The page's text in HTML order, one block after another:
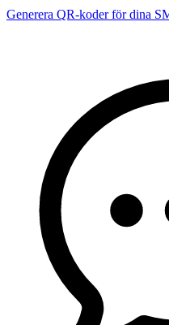
Generera QR-koder för dina